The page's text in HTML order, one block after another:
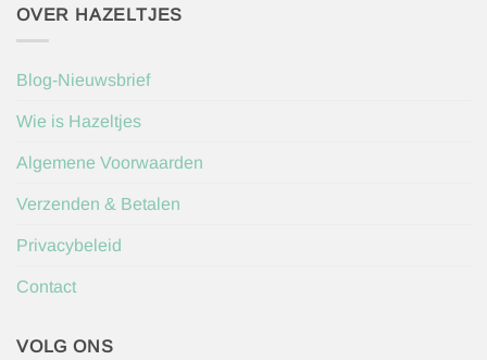
OVER HAZELTJES
Blog-Nieuwsbrief
Wie is Hazeltjes
Algemene Voorwaarden
Verzenden & Betalen
Privacybeleid
Contact
VOLG ONS